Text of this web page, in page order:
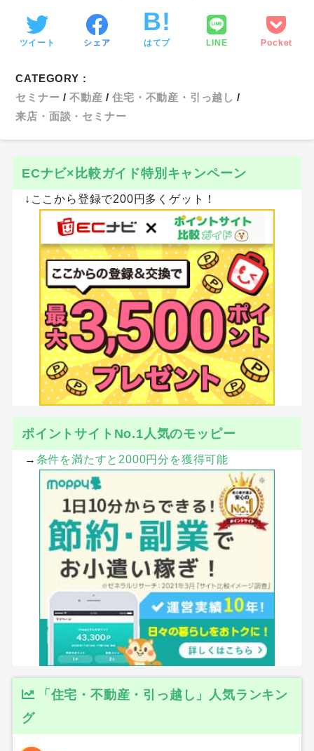
ツイート シェア はてブ LINE Pocket
CATEGORY :
セミナー
不動産
住宅・不動産・引っ越し
来店・面談・セミナー
ECナビ×比較ガイド特別キャンペーン
↓ここから登録で200円多くゲット！
ポイントサイトNo.1人気のモッピー
→ 条件を満たすと2000円分を獲得可能
「住宅・不動産・引っ越し」人気ランキン
グ